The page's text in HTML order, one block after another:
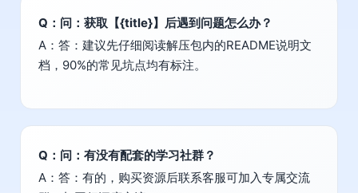
Q：问：获取【{title}】后遇到问题怎么办？
A：答：建议先仔细阅读解压包内的README说明文
档，90%的常见坑点均有标注。
Q：问：有没有配套的学习社群？
A：答：有的，购买资源后联系客服可加入专属交流